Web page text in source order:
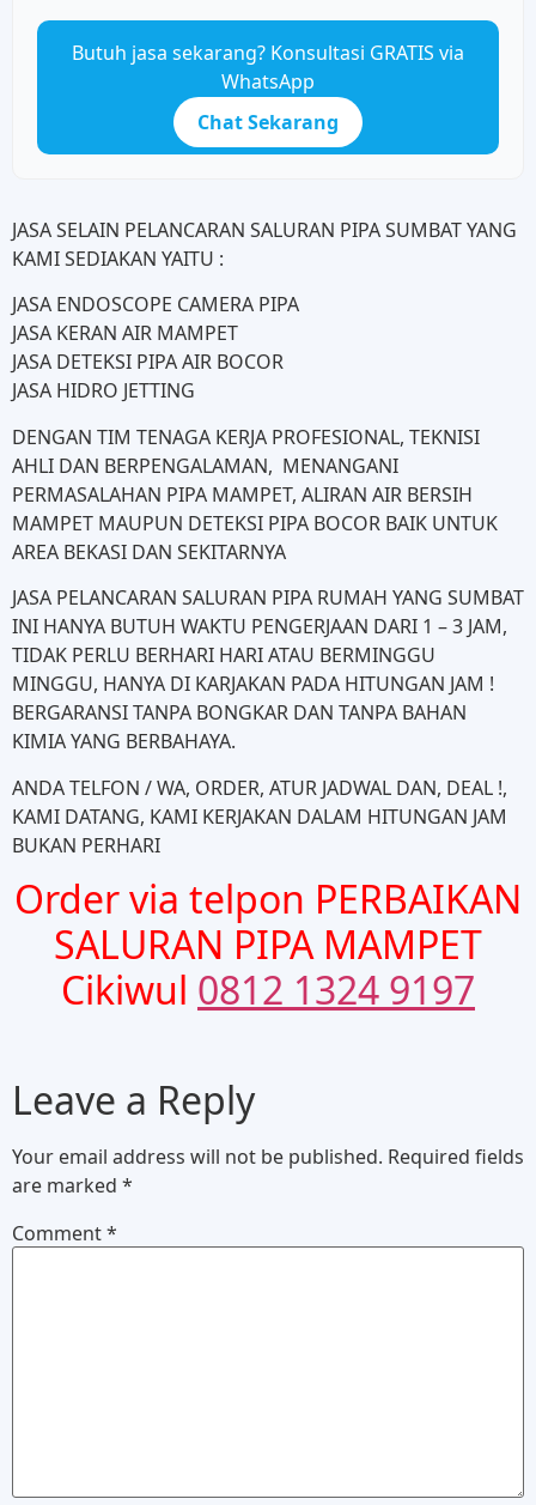
Butuh jasa sekarang? Konsultasi GRATIS via
WhatsApp
Chat Sekarang
JASA SELAIN PELANCARAN SALURAN PIPA SUMBAT YANG
KAMI SEDIAKAN YAITU :
JASA ENDOSCOPE CAMERA PIPA
JASA KERAN AIR MAMPET
JASA DETEKSI PIPA AIR BOCOR
JASA HIDRO JETTING
DENGAN TIM TENAGA KERJA PROFESIONAL, TEKNISI
AHLI DAN BERPENGALAMAN, MENANGANI
PERMASALAHAN PIPA MAMPET, ALIRAN AIR BERSIH
MAMPET MAUPUN DETEKSI PIPA BOCOR BAIK UNTUK
AREA BEKASI DAN SEKITARNYA
JASA PELANCARAN SALURAN PIPA RUMAH YANG SUMBAT
INI HANYA BUTUH WAKTU PENGERJAAN DARI 1 – 3 JAM,
TIDAK PERLU BERHARI HARI ATAU BERMINGGU
MINGGU, HANYA DI KARJAKAN PADA HITUNGAN JAM !
BERGARANSI TANPA BONGKAR DAN TANPA BAHAN
KIMIA YANG BERBAHAYA.
ANDA TELFON / WA, ORDER, ATUR JADWAL DAN, DEAL !,
KAMI DATANG, KAMI KERJAKAN DALAM HITUNGAN JAM
BUKAN PERHARI
Order via telpon PERBAIKAN
SALURAN PIPA MAMPET
Cikiwul 0812 1324 9197
Leave a Reply
Your email address will not be published. Required fields
are marked *
Comment*